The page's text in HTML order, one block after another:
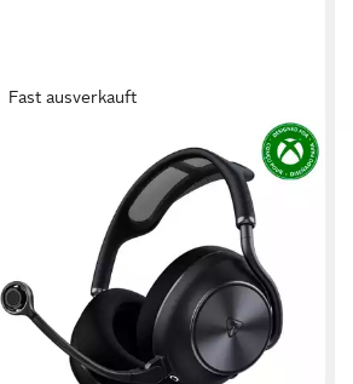
Fast ausverkauft
Stealth Pro II XB Gaming-Headset
Bluetooth, Funk Verbindung
max. Laufzeit
Gewicht
17,38 €
mtl. in 24 Raten
lieferbar - in 3-4 Werktagen bei dir